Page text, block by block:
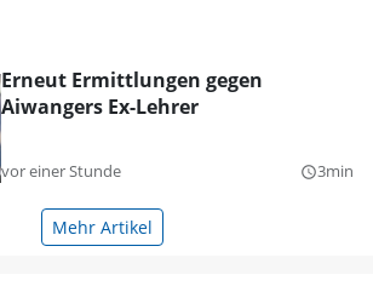
Erneut Ermittlungen gegen
Aiwangers Ex-Lehrer
vor einer Stunde query_builder3min
Mehr Artikel